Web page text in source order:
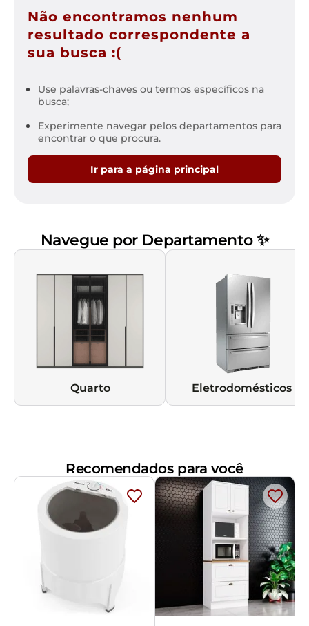
Não encontramos nenhum
resultado correspondente a
sua busca :(
Use palavras-chaves ou termos específicos na
busca;
Experimente navegar pelos departamentos para
encontrar o que procura.
Ir para a página principal
Navegue por Departamento ✨
Quarto Eletrodomésticos
Recomendados para você